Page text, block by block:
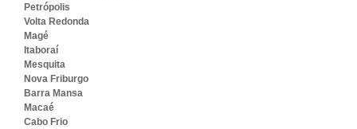
Petrópolis
Volta Redonda
Magé
Itaboraí
Mesquita
Nova Friburgo
Barra Mansa
Macaé
Cabo Frio